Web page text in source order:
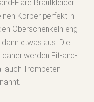
Flare Brautkleider
Körper perfekt in
Oberschenkeln eng
etwas aus. Die
werden Fit-and-
auch Trompeten-